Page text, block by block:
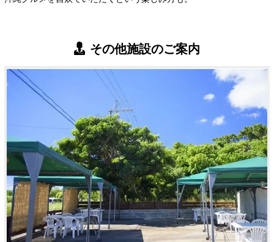
その他施設のご案内